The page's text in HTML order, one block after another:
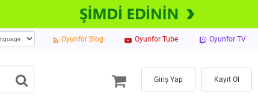
Oyunfor Blog Oyunfor Tube Oyunfor TV
Giriş Yap Kayıt Ol